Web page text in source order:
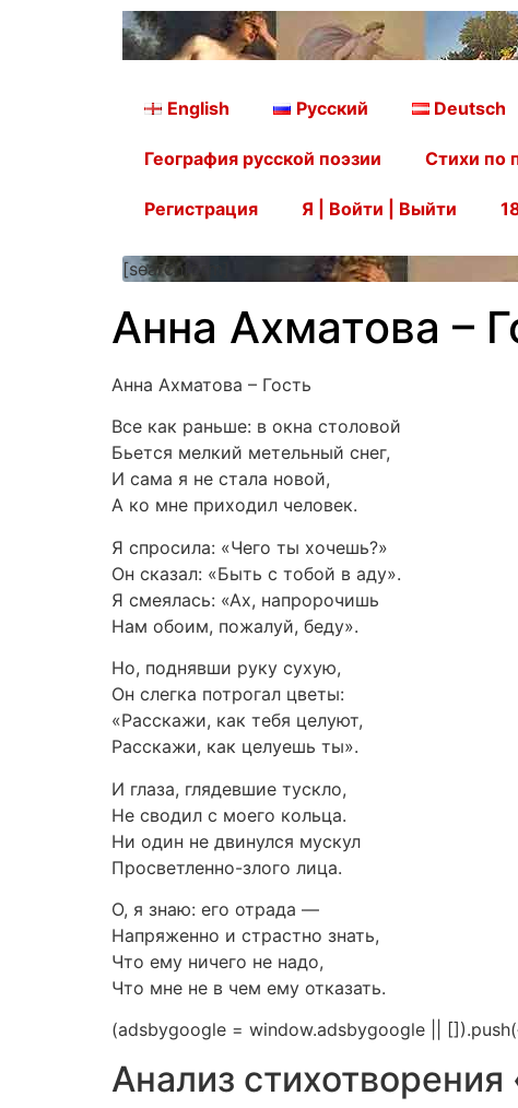
English Русский Deutsch
География русской поэзии Стихи по
Регистрация Я | Войти | Выйти
[searchform]
Анна Ахматова –
Анна Ахматова – Гость
Все как раньше: в окна столовой
Бьется мелкий метельный снег,
И сама я не стала новой,
А ко мне приходил человек.
Я спросила: «Чего ты хочешь?»
Он сказал: «Быть с тобой в аду».
Я смеялась: «Ах, напророчишь
Нам обоим, пожалуй, беду».
Но, поднявши руку сухую,
Он слегка потрогал цветы:
«Расскажи, как тебя целуют,
Расскажи, как целуешь ты».
И глаза, глядевшие тускло,
Не сводил с моего кольца.
Ни один не двинулся мускул
Просветленно-злого лица.
О, я знаю: его отрада —
Напряженно и страстно знать,
Что ему ничего не надо,
Что мне не в чем ему отказать.
(adsbygoogle = window.adsbygoogle ||
Анализ стихотворения